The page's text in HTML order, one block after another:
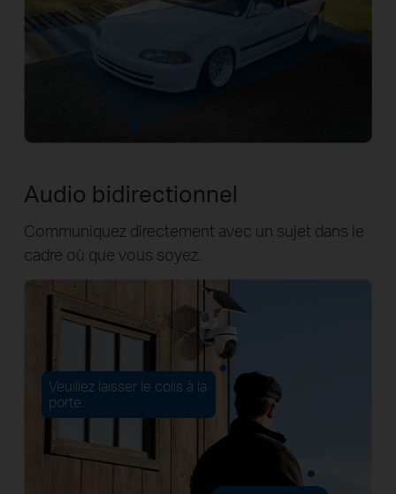
Veuillez laisser le colis à la
porte.
Audio bidirectionnel
Communiquez directement avec un sujet dans le
cadre où que vous soyez.